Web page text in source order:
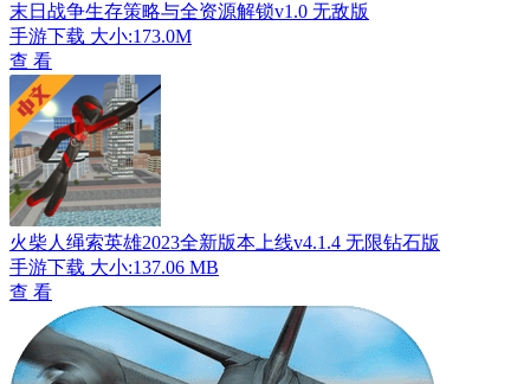
末日战争生存策略与全资源解锁v1.0 无敌版
手游下载 大小:173.0M
查 看
火柴人绳索英雄2023全新版本上线v4.1.4 无限钻石版
手游下载 大小:137.06 MB
查 看